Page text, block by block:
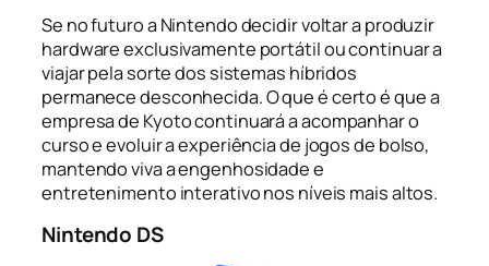
Se no futuro a Nintendo decidir voltar a produzir
hardware exclusivamente portátil ou continuar a
viajar pela sorte dos sistemas híbridos
permanece desconhecida. O que é certo é que a
empresa de Kyoto continuará a acompanhar o
curso e evoluir a experiência de jogos de bolso,
mantendo viva a engenhosidade e
entretenimento interativo nos níveis mais altos.
Nintendo DS